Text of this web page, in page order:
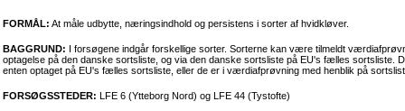
FORMÅL: At måle udbytte, næringsindhold og persistens i sorter af hvidkløver.
BAGGRUND: I forsøgene indgår forskellige sorter. Sorterne kan være tilmeldt
optagelse på den danske sortsliste, og via den danske sortsliste på EU's fælles
enten optaget på EU's fælles sortsliste, eller de er i værdiafprøvning med henblik på
FORSØGSSTEDER: LFE 6 (Ytteborg Nord) og LFE 44 (Tystofte)